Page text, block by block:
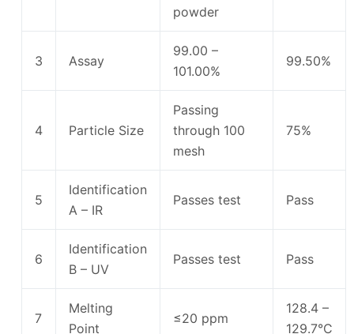
powder
3 Assay
99.00 –
101.00%
99.50%
4 Particle Size
Passing
through 100
mesh
75%
5
Identification
A – IR
Passes test Pass
6
Identification
B – UV
Passes test Pass
7
Melting
Point
≤20 ppm
128.4 –
129.7°C